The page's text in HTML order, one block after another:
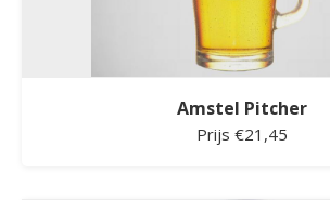
Amstel Pitcher
Prijs €21,45